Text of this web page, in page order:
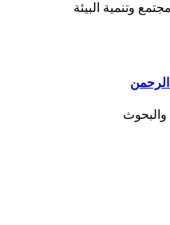
وتنمية البيئة
والبحوث